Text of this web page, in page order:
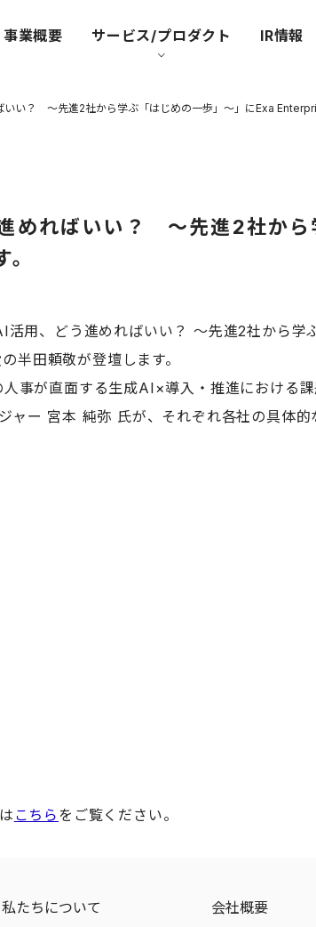
事業概要 サービス/プロダクト IR情報
い？ ～先進2社から学ぶ「はじめの一歩」～」にExa
めればいい？ ～先進2社から
用、どう進めればいい？ ～先進2社から学
半田頼敬が登壇します。
事が直面する生成AI×導入・推進における
宮本 純弥 氏が、それぞれ各社の具体的
こちら をご覧ください。
私たちについて 会社概要